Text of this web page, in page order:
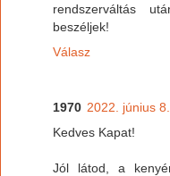
rendszerváltás
beszéljek!
Válasz
1970 2022. június
Kedves Kapat!
Jól látod, a